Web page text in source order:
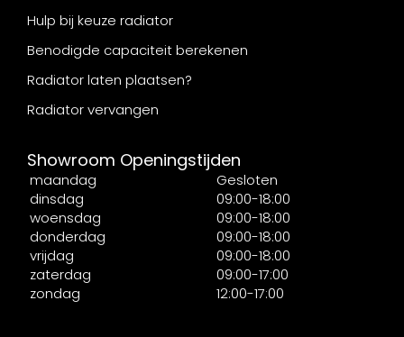
Hulp bij keuze radiator
Benodigde capaciteit berekenen
Radiator laten plaatsen?
Radiator vervangen
Showroom Openingstijden
maandag
Gesloten
dinsdag
09:00-18:00
woensdag
09:00-18:00
donderdag
09:00-18:00
vrijdag
09:00-18:00
zaterdag
09:00-17:00
zondag
12:00-17:00